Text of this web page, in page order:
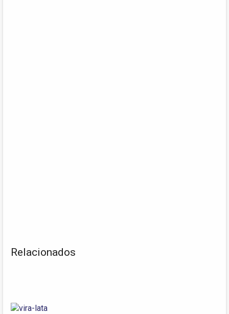
Relacionados